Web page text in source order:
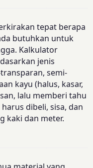
tepat berapa
butuhkan untuk
Kalkulator
jenis
semi-
kayu (halus, kasar,
lalu memberi tahu
dibeli, sisa, dan
kaki dan meter.